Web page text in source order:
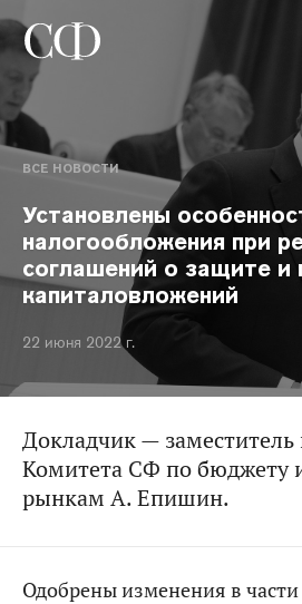
ВСЕ НОВОСТИ
Установлены
налогообложения при
соглашений о защите и
капиталовложений
22 июня 2022 г.
Докладчик — заместитель
Комитета СФ по бюджету
рынкам А. Епишин.
Одобрены изменения в